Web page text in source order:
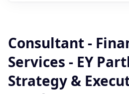
Consultant -
Services - EY
Strategy &